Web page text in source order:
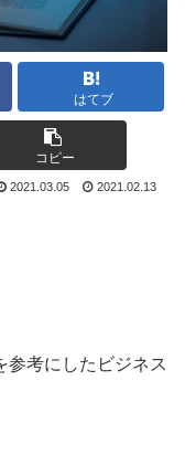
はてブ
コピー
2021.03.05 2021.02.13
参考にしたビジネス